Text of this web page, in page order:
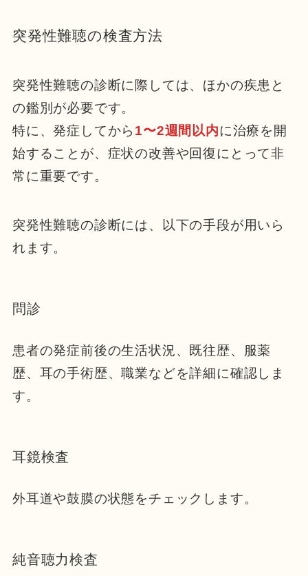
突発性難聴の検査方法
突発性難聴の診断に際しては、ほかの疾患と
の鑑別が必要です。
特に、発症してから 1〜2週間以内に治療を開
始することが、症状の改善や回復にとって非
常に重要です。
突発性難聴の診断には、以下の手段が用いら
れます。
問診
患者の発症前後の生活状況、既往歴、服薬
歴、耳の手術歴、職業などを詳細に確認しま
す。
耳鏡検査
外耳道や鼓膜の状態をチェックします。
純音聴力検査